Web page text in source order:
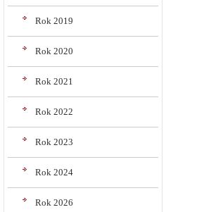
Rok 2019
Rok 2020
Rok 2021
Rok 2022
Rok 2023
Rok 2024
Rok 2026